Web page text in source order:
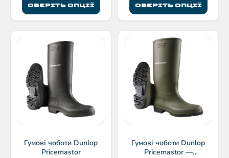
ОБЕРІТЬ ОПЦІЇ ОБЕРІТЬ ОПЦІЇ
Гумові чоботи Dunlop
Pricemastor
Гумові чоботи Dunlop
Pricemastor —